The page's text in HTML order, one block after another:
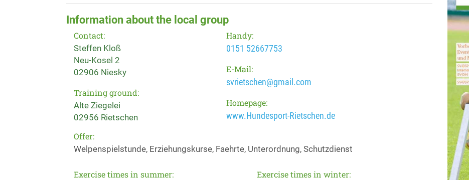
Information about the local group
Contact:
Steffen Kloß
Neu-Kosel 2
02906 Niesky
Training ground:
Alte Ziegelei
02956 Rietschen
Handy:
0151 52667753
E-Mail:
svrietschen@gmail.com
Homepage:
www.Hundesport-Rietschen.de
Offer:
Welpenspielstunde, Erziehungskurse, Faehrte, Unterordnung, Schutzdienst
Exercise times in summer: Exercise times in winter: